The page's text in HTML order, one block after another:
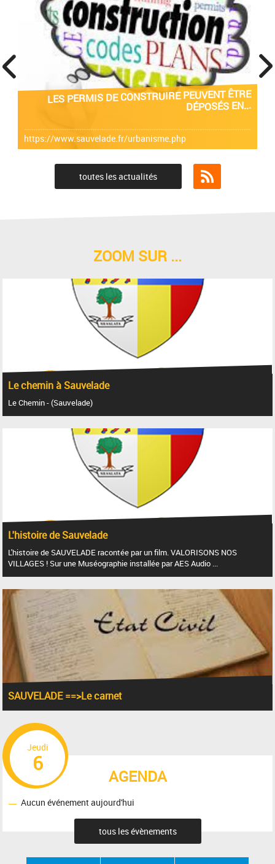
LES PERMIS DE CONSTRUIRE PEUVENT ÊTRE
DÉPOSÉS EN...
https://www.sauvelade.fr/urbanisme.php
next
toutes les actualités
ZOOM SUR ...
Le chemin à Sauvelade
Le Chemin - (Sauvelade)
L'histoire de Sauvelade
L'histoire de SAUVELADE racontée par un film. VALORISONS NOS
VILLAGES ! Sur une Muséographie installée par AES Audio ...
SAUVELADE ==>Le carnet
AGENDA
Jeudi
6
Aucun événement aujourd'hui
tous les évènements